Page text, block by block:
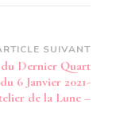
SUIVANT
Dernier Quart
6 Janvier 2021-
de la Lune –